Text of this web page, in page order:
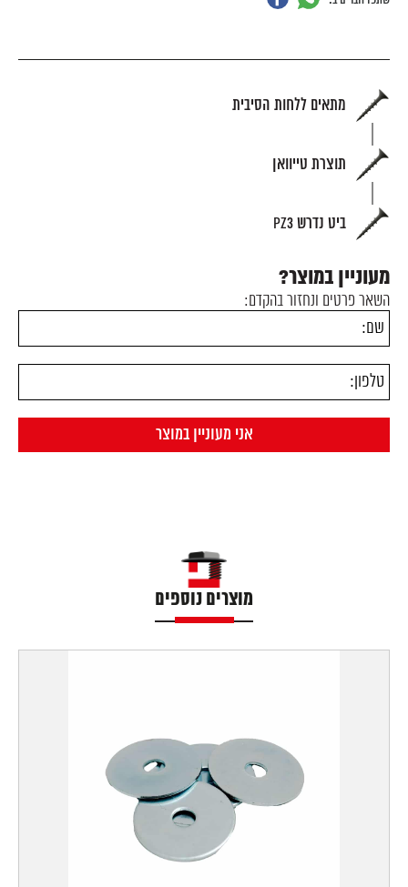
מתאים ללחות הסיבית
תוצרת טייוואן
ביט נדרש PZ3
מעוניין במוצר?
השאר פרטים ונחזור בהקדם:
מוצרים נוספים